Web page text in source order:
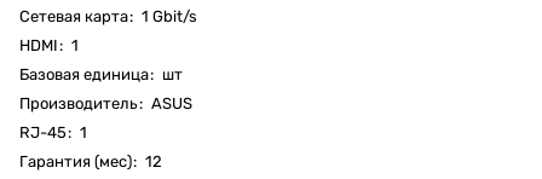
Cетевая карта: 1 Gbit/s
HDMI: 1
Базовая единица: шт
Производитель: ASUS
RJ-45: 1
Гарантия (мес): 12